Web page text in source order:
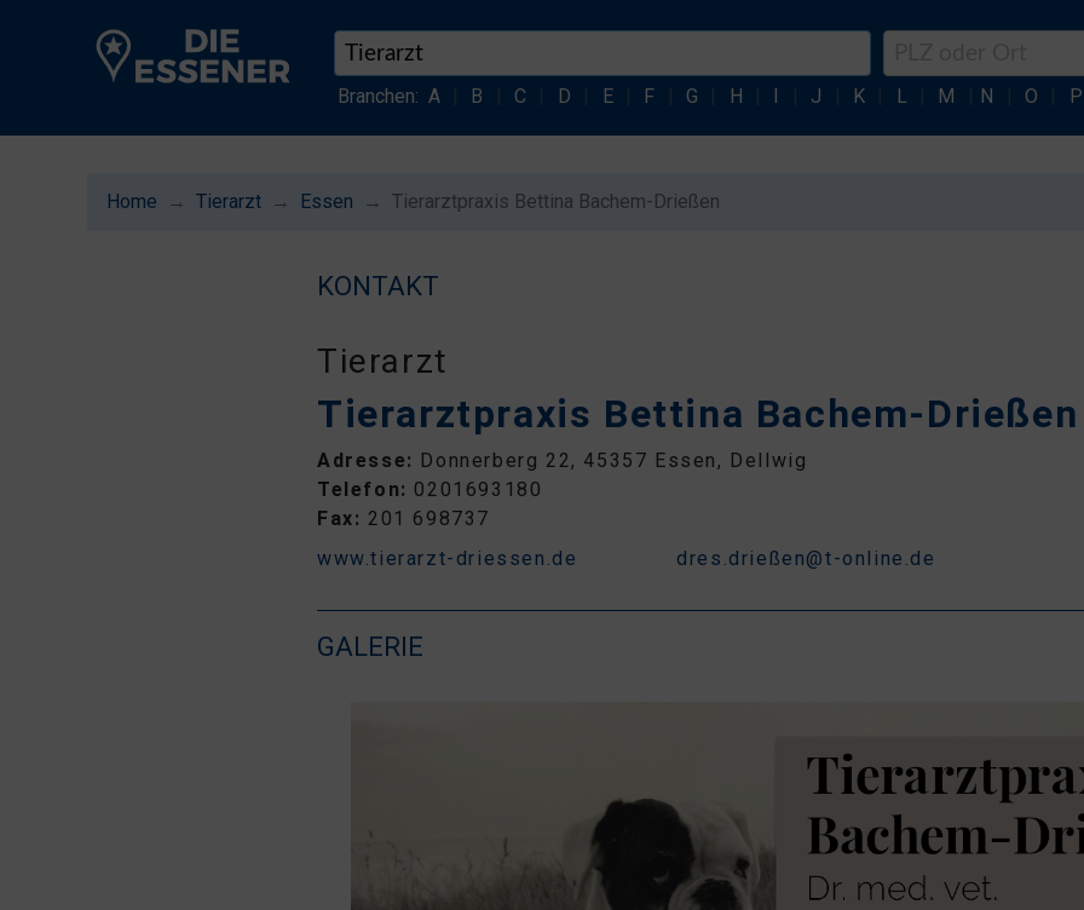
Branchen: A B C D E F G H I J K L M N O P
Home Tierarzt Essen Tierarztpraxis Bettina Bachem-Drießen
KONTAKT
Tierarzt
Tierarztpraxis Bettina Bachem-Drießen
Adresse: Donnerberg 22, 45357 Essen, Dellwig
Telefon: 0201693180
Fax: 201 698737
www.tierarzt-driessen.de
dres.drießen@t-online.de
GALERIE